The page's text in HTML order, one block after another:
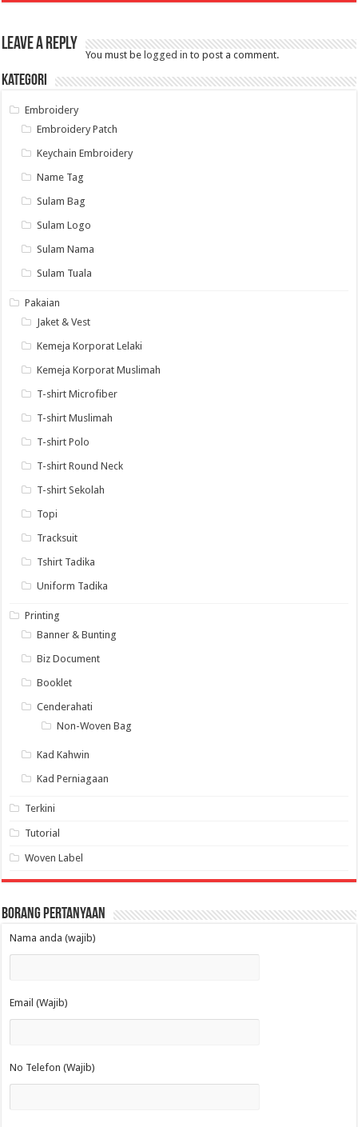
Leave a Reply
You must be logged in to post a comment.
Kategori
Embroidery
Embroidery Patch
Keychain Embroidery
Name Tag
Sulam Bag
Sulam Logo
Sulam Nama
Sulam Tuala
Pakaian
Jaket & Vest
Kemeja Korporat Lelaki
Kemeja Korporat Muslimah
T-shirt Microfiber
T-shirt Muslimah
T-shirt Polo
T-shirt Round Neck
T-shirt Sekolah
Topi
Tracksuit
Tshirt Tadika
Uniform Tadika
Printing
Banner & Bunting
Biz Document
Booklet
Cenderahati
Non-Woven Bag
Kad Kahwin
Kad Perniagaan
Terkini
Tutorial
Woven Label
Borang Pertanyaan
Nama anda (wajib)
Email (Wajib)
No Telefon (Wajib)